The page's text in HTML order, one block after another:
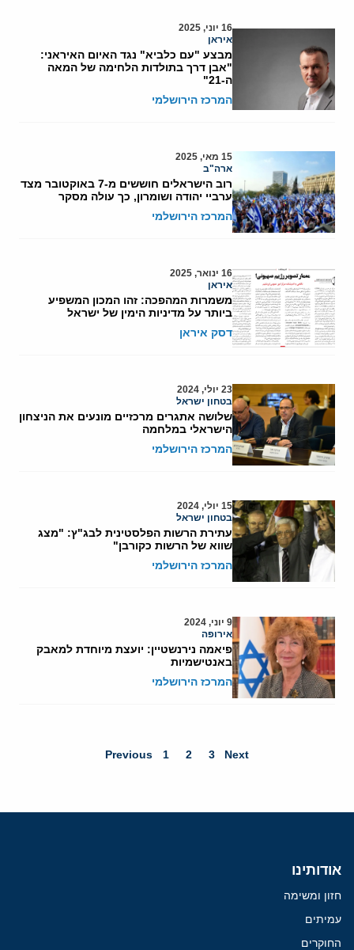
16 יוני, 2025
איראן
מבצע "עם כלביא" נגד האיום האיראני:
"אבן דרך בתולדות הלחימה של המאה
ה-21"
המרכז הירושלמי
15 מאי, 2025
ארה"ב
רוב הישראלים חוששים מ-7 באוקטובר מצד
ערביי יהודה ושומרון, כך עולה מסקר
המרכז הירושלמי
16 ינואר, 2025
איראן
משמרות המהפכה: זהו המכון המשפיע
ביותר על מדיניות הימין של ישראל
דסק איראן
23 יולי, 2024
בטחון ישראל
שלושה אתגרים מרכזיים מונעים את הניצחון
הישראלי במלחמה
המרכז הירושלמי
15 יולי, 2024
בטחון ישראל
עתירת הרשות הפלסטינית לבג"ץ: "מצג
שווא של הרשות כקורבן"
המרכז הירושלמי
9 יוני, 2024
אירופה
פיאמה נירנשטיין: יועצת מיוחדת למאבק
באנטישמיות
המרכז הירושלמי
Previous 1 2 3 Next
אודותינו
חזון ומשימה
עמיתים
החוקרים